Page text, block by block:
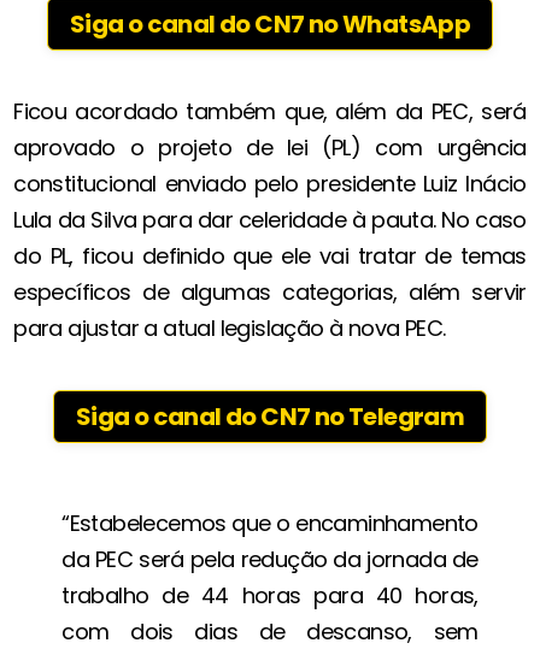
Siga o canal do CN7 no WhatsApp
Ficou acordado também que, além da PEC, será
aprovado o projeto de lei (PL) com urgência
constitucional enviado pelo presidente Luiz Inácio
Lula da Silva para dar celeridade à pauta. No caso
do PL, ficou definido que ele vai tratar de temas
específicos de algumas categorias, além servir
para ajustar a atual legislação à nova PEC.
Siga o canal do CN7 no Telegram
“Estabelecemos que o encaminhamento
da PEC será pela redução da jornada de
trabalho de 44 horas para 40 horas,
com dois dias de descanso, sem